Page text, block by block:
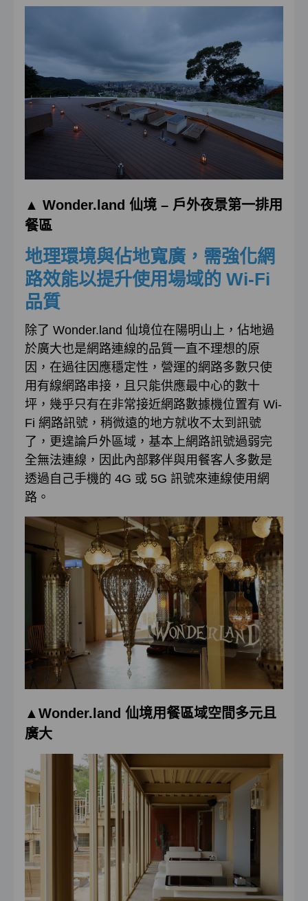
▲ Wonder.land 仙境– 戶外夜景第一排用
餐區
地理環境與佔地寬廣，需強化網
路效能以提升使用場域的 Wi-Fi
品質
除了 Wonder.land 仙境位在陽明山上，佔地過
於廣大也是網路連線的品質一直不理想的原
因，在過往因應穩定性，營運的網路多數只使
用有線網路串接，且只能供應最中心的數十
坪，幾乎只有在非常接近網路數據機位置有 Wi-
Fi 網路訊號，稍微遠的地方就收不太到訊號
了，更遑論戶外區域，基本上網路訊號過弱完
全無法連線，因此內部夥伴與用餐客人多數是
透過自己手機的 4G 或 5G 訊號來連線使用網
路。
▲Wonder.land 仙境用餐區域空間多元且
廣大